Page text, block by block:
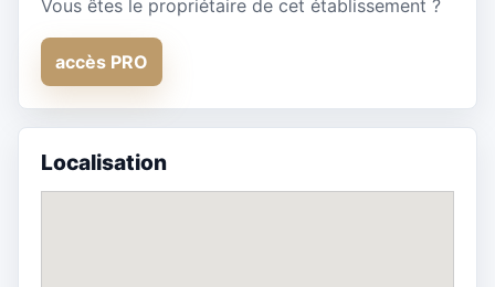
Vous êtes le propriétaire de cet établissement ?
accès PRO
Localisation